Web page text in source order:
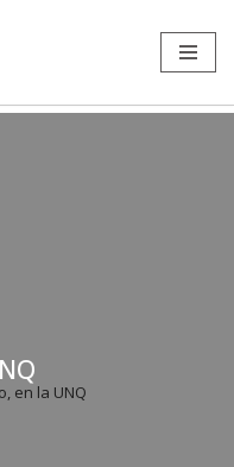
en la UNQ